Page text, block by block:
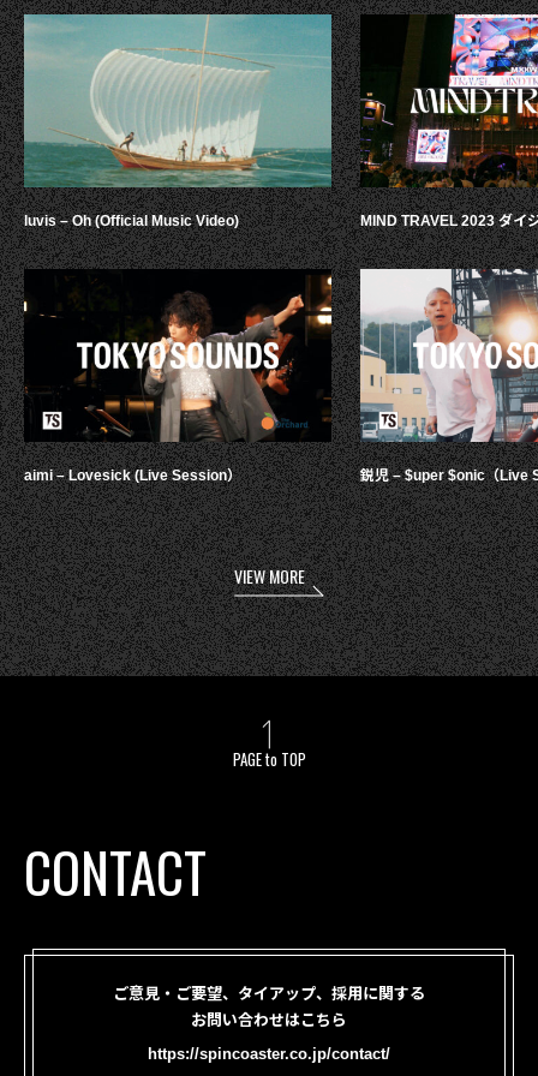
luvis – Oh (Official Music Video)
aimi – Lovesick (Live Session）
MIND TRAVEL 2023 ダイ
鋭児 – $uper $onic（Live
VIEW MORE
PAGE to TOP
CONTACT
ご意見・ご要望、タイアップ、採用に関する
お問い合わせはこちら
https://spincoaster.co.jp/contact/